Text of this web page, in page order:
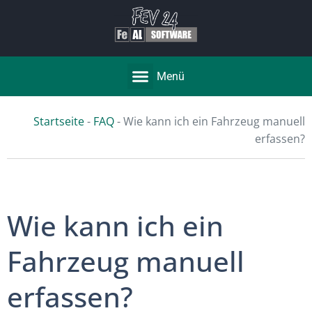
Menü
Startseite- FAQ-Wie kann ich ein Fahrzeug manuell
erfassen?
Wie kann ich ein
Fahrzeug manuell
erfassen?